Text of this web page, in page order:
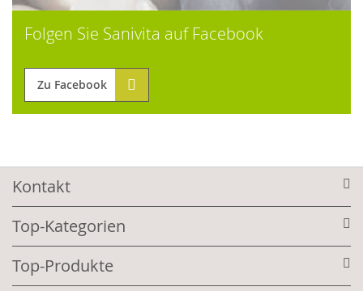
Folgen Sie Sanivita auf Facebook
Zu Facebook
Kontakt
Top-Kategorien
Top-Produkte